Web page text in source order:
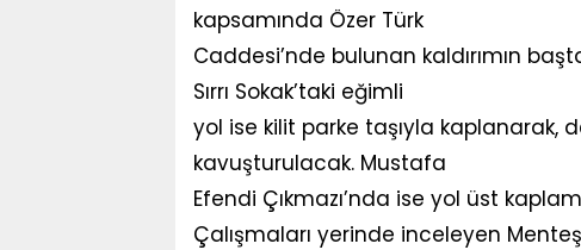
kapsamında Özer Türk
Caddesi’nde bulunan kaldırımın
Sırrı Sokak’taki eğimli
yol ise kilit parke taşıyla kaplanarak,
kavuşturulacak. Mustafa
Efendi Çıkmazı’nda ise yol üst
Çalışmaları yerinde inceleyen